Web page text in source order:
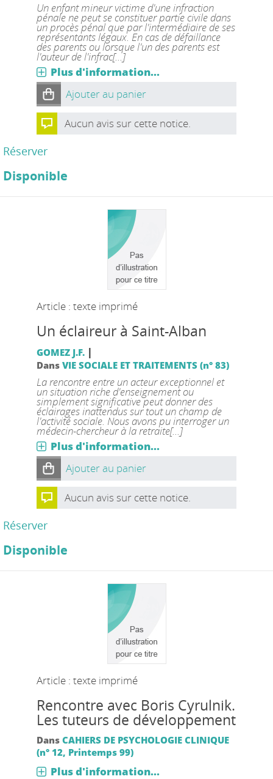
Un enfant mineur victime d'une infraction
pénale ne peut se constituer partie civile dans
un procès pénal que par l'intermédiaire de ses
représentants légaux. En cas de défaillance
des parents ou lorsque l'un des parents est
l'auteur de l'infrac[...]
Plus d'information...
Ajouter au panier
Aucun avis sur cette notice.
Réserver
Disponible
Article : texte imprimé
Un éclaireur à Saint-Alban
GOMEZ J.F. |
Dans VIE SOCIALE ET TRAITEMENTS (n° 83)
La rencontre entre un acteur exceptionnel et
un situation riche d'enseignement ou
simplement significative peut donner des
éclairages inattendus sur tout un champ de
l'activité sociale. Nous avons pu interroger un
médecin-chercheur à la retraite[...]
Plus d'information...
Ajouter au panier
Aucun avis sur cette notice.
Réserver
Disponible
Article : texte imprimé
Rencontre avec Boris Cyrulnik.
Les tuteurs de développement
Dans CAHIERS DE PSYCHOLOGIE CLINIQUE
(n° 12, Printemps 99)
Plus d'information...